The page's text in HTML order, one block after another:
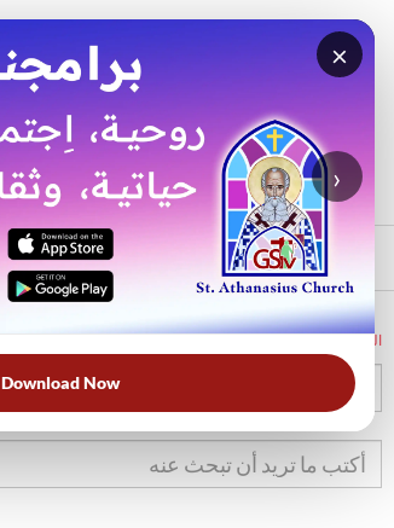
×
›
Download Now
الرئيسية